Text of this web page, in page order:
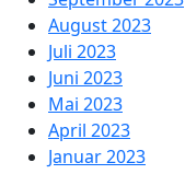
August 2023
Juli 2023
Juni 2023
Mai 2023
April 2023
Januar 2023